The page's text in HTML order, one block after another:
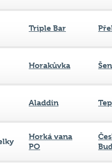
Triple Bar
Horakůvka
Aladdin
Horká vana
PO